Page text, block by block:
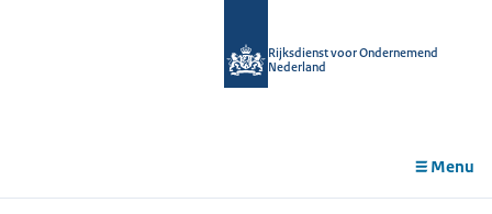
Rijksdienst voor Ondernemend
Nederland
Menu